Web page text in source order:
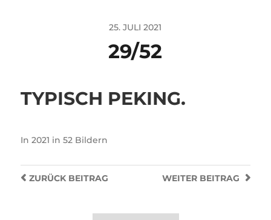
25. JULI 2021
29/52
TYPISCH PEKING.
In 2021 in 52 Bildern
WEITER BEITRAG
ZURÜCKBEITRAG